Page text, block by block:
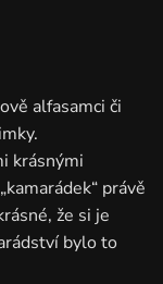
alfasamci či
krásnými
právě
že si je
bylo to